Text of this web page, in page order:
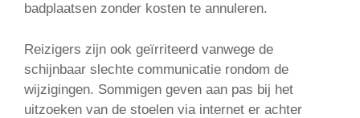
badplaatsen zonder kosten te annuleren.
Reizigers zijn ook geïrriteerd vanwege de
schijnbaar slechte communicatie rondom de
wijzigingen. Sommigen geven aan pas bij het
uitzoeken van de stoelen via internet er achter